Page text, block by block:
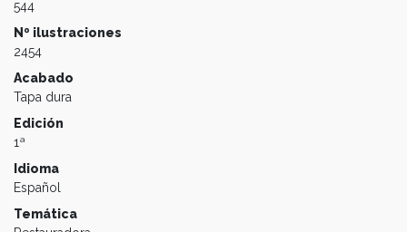
544
Nº ilustraciones
2454
Acabado
Tapa dura
Edición
1ª
Idioma
Español
Temática